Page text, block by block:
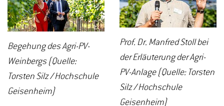
Begehung des Agri-PV-
Weinbergs (Quelle:
Torsten Silz / Hochschule
Geisenheim)
Prof. Dr. Manfred Stoll bei
der Erläuterung der Agri-
PV-Anlage (Quelle: Torsten
Silz / Hochschule
Geisenheim)